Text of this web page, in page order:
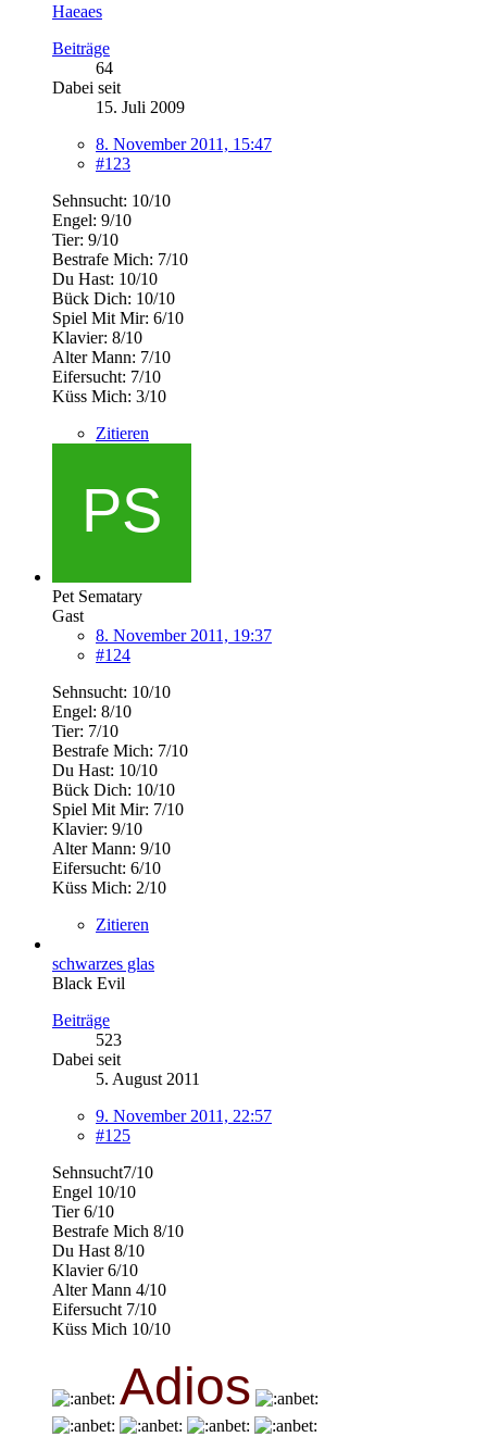
Haeaes
Beiträge
64
Dabei seit
15. Juli 2009
8. November 2011, 15:47
#123
Sehnsucht: 10/10
Engel: 9/10
Tier: 9/10
Bestrafe Mich: 7/10
Du Hast: 10/10
Bück Dich: 10/10
Spiel Mit Mir: 6/10
Klavier: 8/10
Alter Mann: 7/10
Eifersucht: 7/10
Küss Mich: 3/10
Zitieren
Pet Sematary
Gast
8. November 2011, 19:37
#124
Sehnsucht: 10/10
Engel: 8/10
Tier: 7/10
Bestrafe Mich: 7/10
Du Hast: 10/10
Bück Dich: 10/10
Spiel Mit Mir: 7/10
Klavier: 9/10
Alter Mann: 9/10
Eifersucht: 6/10
Küss Mich: 2/10
Zitieren
schwarzes glas
Black Evil
Beiträge
523
Dabei seit
5. August 2011
9. November 2011, 22:57
#125
Sehnsucht7/10
Engel 10/10
Tier 6/10
Bestrafe Mich 8/10
Du Hast 8/10
Klavier 6/10
Alter Mann 4/10
Eifersucht 7/10
Küss Mich 10/10
Adios